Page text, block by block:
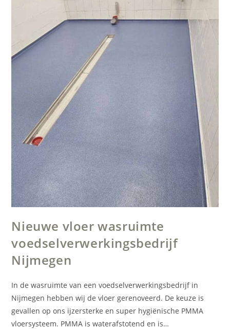
Roermond
Nieuwe vloer wasruimte
voedselverwerkingsbedrijf
Nijmegen
In de wasruimte van een voedselverwerkingsbedrijf in
Nijmegen hebben wij de vloer gerenoveerd. De keuze is
gevallen op ons ijzersterke en super hygiënische PMMA
vloersysteem. PMMA is waterafstotend en is…